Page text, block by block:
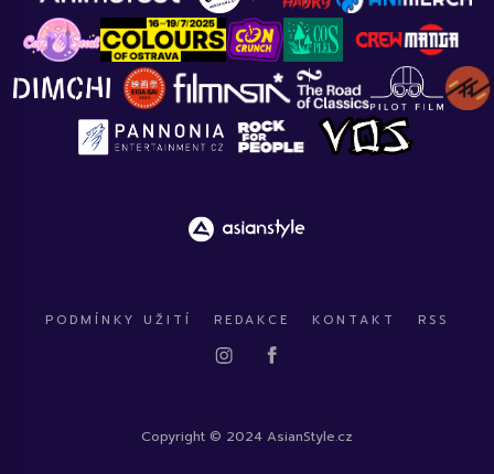
PODMÍNKY UŽITÍ REDAKCE KONTAKT RSS
Copyright © 2024 AsianStyle.cz